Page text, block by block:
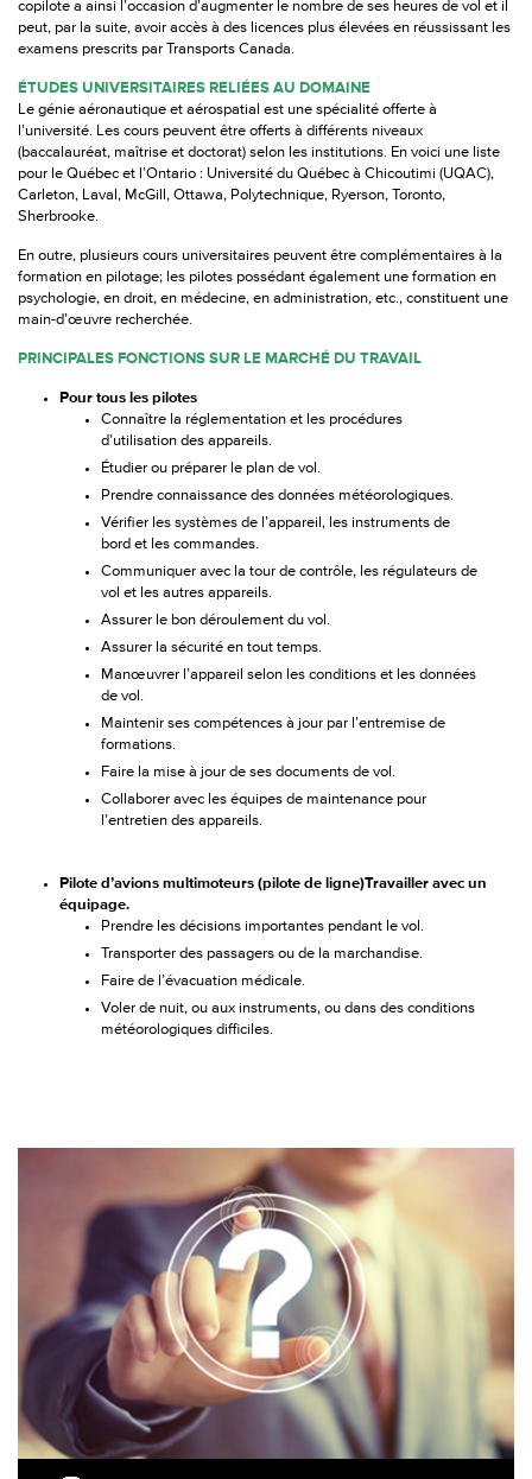
copilote a ainsi l’occasion d’augmenter le nombre de ses heures de vol et il
peut, par la suite, avoir accès à des licences plus élevées en réussissant les
examens prescrits par Transports Canada.
ÉTUDES UNIVERSITAIRES RELIÉES AU DOMAINE
Le génie aéronautique et aérospatial est une spécialité offerte à
l’université. Les cours peuvent être offerts à différents niveaux
(baccalauréat, maîtrise et doctorat) selon les institutions. En voici une liste
pour le Québec et l’Ontario : Université du Québec à Chicoutimi (UQAC),
Carleton, Laval, McGill, Ottawa, Polytechnique, Ryerson, Toronto,
Sherbrooke.
En outre, plusieurs cours universitaires peuvent être complémentaires à la
formation en pilotage; les pilotes possédant également une formation en
psychologie, en droit, en médecine, en administration, etc., constituent une
main-d’œuvre recherchée.
PRINCIPALES FONCTIONS SUR LE MARCHÉ DU TRAVAIL
Pour tous les pilotes
Connaître la réglementation et les procédures
d’utilisation des appareils.
Étudier ou préparer le plan de vol.
Prendre connaissance des données météorologiques.
Vérifier les systèmes de l’appareil, les instruments de
bord et les commandes.
Communiquer avec la tour de contrôle, les régulateurs de
vol et les autres appareils.
Assurer le bon déroulement du vol.
Assurer la sécurité en tout temps.
Manœuvrer l’appareil selon les conditions et les données
de vol.
Maintenir ses compétences à jour par l’entremise de
formations.
Faire la mise à jour de ses documents de vol.
Collaborer avec les équipes de maintenance pour
l’entretien des appareils.
Pilote d’avions multimoteurs (pilote de ligne)Travailler avec un
équipage.
Prendre les décisions importantes pendant le vol.
Transporter des passagers ou de la marchandise.
Faire de l’évacuation médicale.
Voler de nuit, ou aux instruments, ou dans des conditions
météorologiques difficiles.